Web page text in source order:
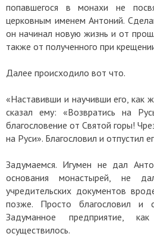
попавшегося в монахи не
церковным именем Антоний.
он начинал новую жизнь и от
также от полученного при
Далее происходило вот что.
«Наставивши и научивши его, как
сказал ему: «Возвратись на
благословение от Святой горы!
на Руси». Благословил и отпустил
Задумаемся. Игумен не дал
основания монастырей, не
учредительских документов
позже. Просто благословил и
Задуманное предприятие,
осуществилось.